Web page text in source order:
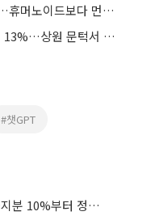
위로보틱스, 950억 베팅 받은 이유…휴머노이드보다 먼저 팔린 '웨어러블'
美 클래리티 법안 연내 통과 가능성 13%…상원 문턱서 제동
#챗GPT
프랑스, 외국인 투자 빗장 걸었다⋯지분 10%부터 정부가 승인